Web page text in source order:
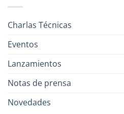
Charlas Técnicas
Eventos
Lanzamientos
Notas de prensa
Novedades